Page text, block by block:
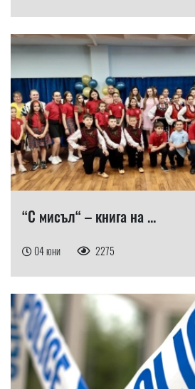
“С мисъл“ – книга на ...
04 юни 2275